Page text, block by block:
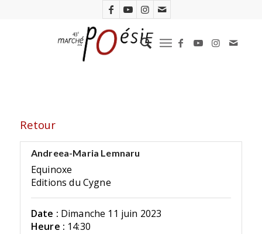
Retour
Andreea-Maria Lemnaru
Equinoxe
Editions du Cygne
Date : Dimanche 11 juin 2023
Heure : 14:30